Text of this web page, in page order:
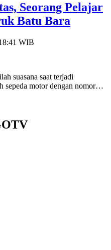
Seorang Pelajar
Batu Bara
WIB
suasana saat terjadi
sepeda motor dengan nomor…